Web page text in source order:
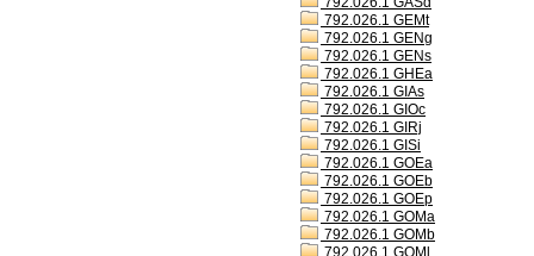
792.026.1 GEMt
792.026.1 GENg
792.026.1 GENs
792.026.1 GHEa
792.026.1 GIAs
792.026.1 GIOc
792.026.1 GIRj
792.026.1 GISi
792.026.1 GOEa
792.026.1 GOEb
792.026.1 GOEp
792.026.1 GOMa
792.026.1 GOMb
792.026.1 GOMl